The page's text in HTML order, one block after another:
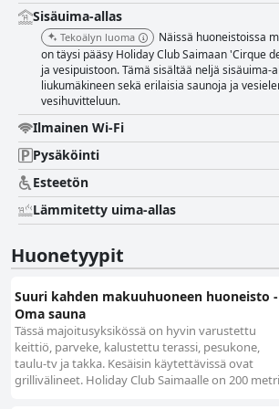
Sisäuima-allas
Tekoälyn luoma
Näissä huoneistoissa
on täysi pääsy Holiday Club Saimaan 'Cirque
ja vesipuistoon. Tämä sisältää neljä sisäuima-
liukumäkineen sekä erilaisia saunoja ja
vesihuvitteluun.
Ilmainen Wi-Fi
Pysäköinti
Esteetön
Lämmitetty uima-allas
Huonetyypit
Suuri kahden makuuhuoneen huoneisto -
Oma sauna
Tässä majoitusyksikössä on hyvin varustettu
keittiö, parveke, kalustettu terassi, pesukone,
taulu-tv ja takka. Kesäisin käytettävissä ovat
grillivälineet. Holiday Club Saimaalle on 200